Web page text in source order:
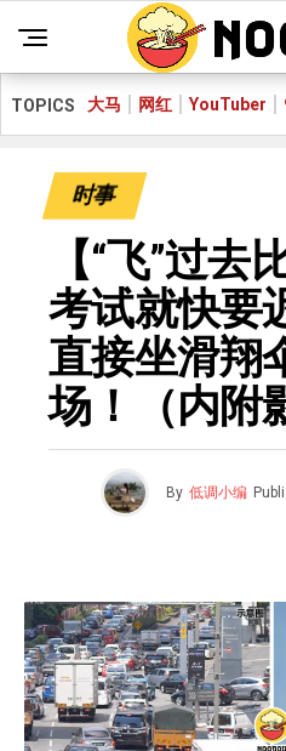
TOPICS 大马 网红 YouTuber
时事
【“飞”过去
考试就快要
直接坐滑翔
场！（内附
By 低调小编